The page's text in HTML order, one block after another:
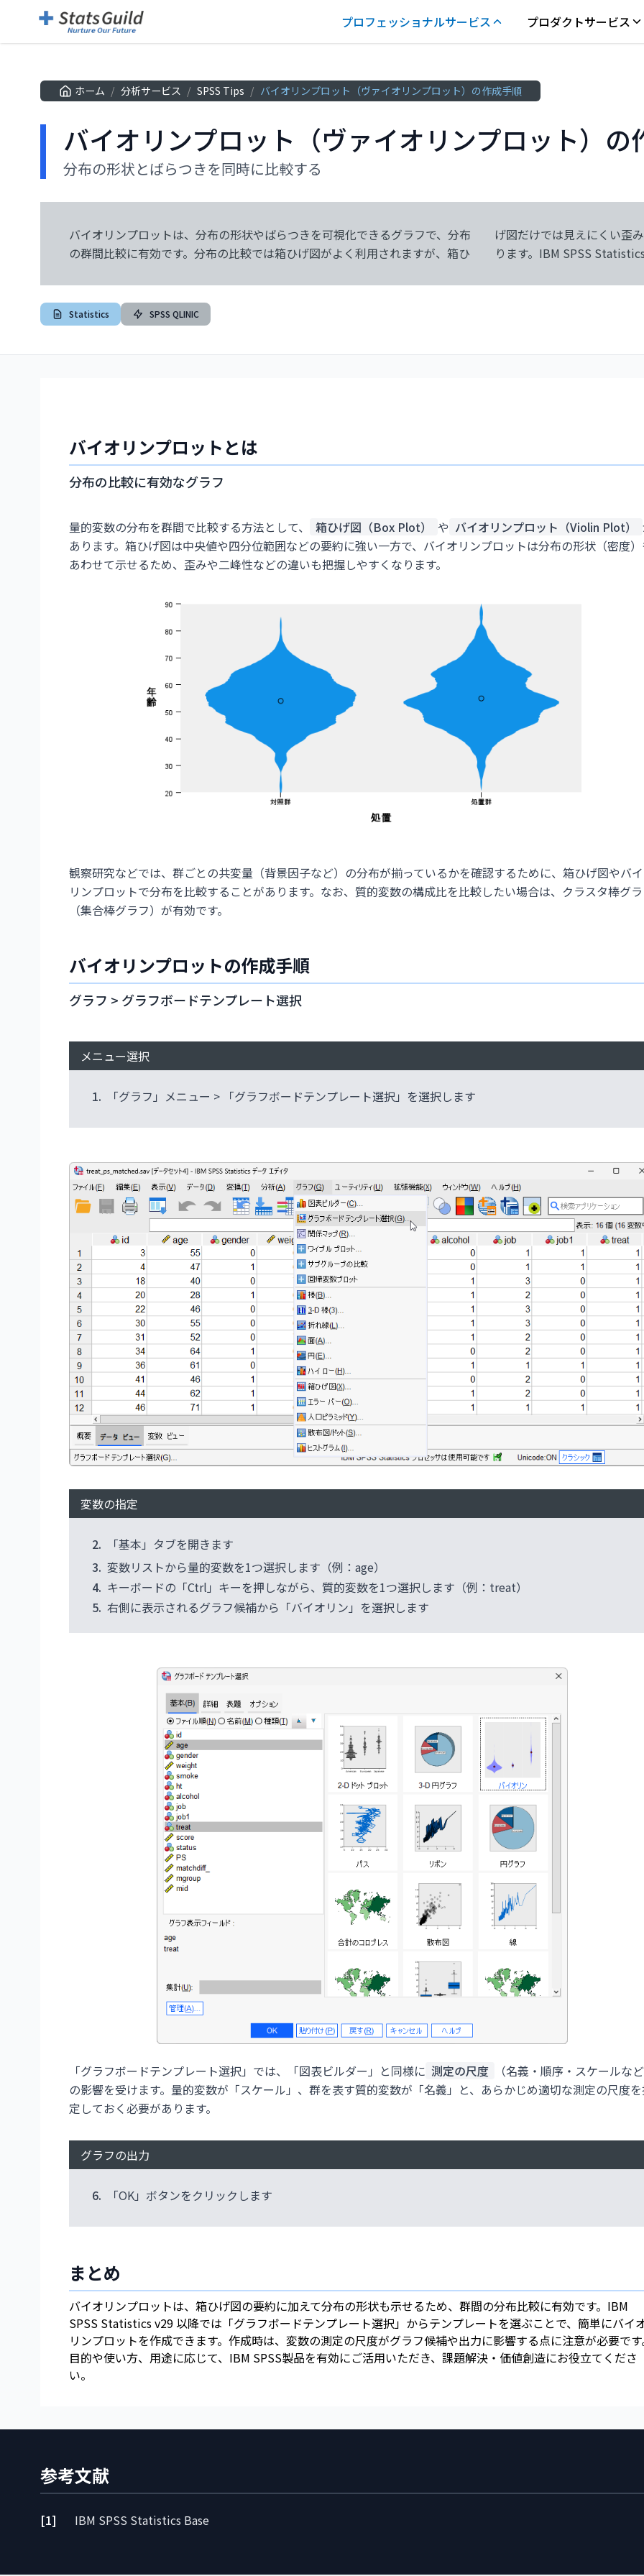
プロフェッショナルサービス プロダクトサービス
ホーム / 分析サービス / SPSS Tips / バイオリンプロット（ヴァイオリンプロット）の作成手順
バイオリンプロット（ヴァイオリンプロット）の
分布の形状とばらつきを同時に比較する
バイオリンプロットは、分布の形状やばらつきを可視化できるグラフで、分布
の群間比較に有効です。分布の比較では箱ひげ図がよく利用されますが、箱ひ
げ図だけでは見えにくい歪みや二峰性などの違いも把握しやすくなる利点があ
ります。IBM SPSS
Statistics SPSS QLINIC
バイオリンプロットとは
分布の比較に有効なグラフ
量的変数の分布を群間で比較する方法として、 箱ひげ図（Box Plot） や バイオリンプロット（Violin Plot）
あります。箱ひげ図は中央値や四分位範囲などの要約に強い一方で、バイオリンプロットは分布の形状（密度
あわせて示せるため、歪みや二峰性などの違いも把握しやすくなります。
観察研究などでは、群ごとの共変量（背景因子など）の分布が揃っているかを確認するために、箱ひげ図やバ
リンプロットで分布を比較することがあります。なお、質的変数の構成比を比較したい場合は、クラスタ棒グ
（集合棒グラフ）が有効です。
バイオリンプロットの作成手順
グラフ > グラフボードテンプレート選択
メニュー選択
1. 「グラフ」メニュー > 「グラフボードテンプレート選択」を選択します
変数の指定
2.
「基本」タブを開きます
3. 変数リストから量的変数を1つ選択します（例：age）
4. キーボードの「Ctrl」キーを押しながら、質的変数を1つ選択します（例：treat）
5. 右側に表示されるグラフ候補から「バイオリン」を選択します
「グラフボードテンプレート選択」では、「図表ビルダー」と同様に 測定の尺度
（名義・順序・スケールな
の影響を受けます。量的変数が「スケール」、群を表す質的変数が「名義」と、あらかじめ適切な測定の尺度
定しておく必要があります。
グラフの出力
6. 「OK」ボタンをクリックします
まとめ
バイオリンプロットは、箱ひげ図の要約に加えて分布の形状も示せるため、群間の分布比較に有効です。IBM
SPSS Statistics v29 以降では「グラフボードテンプレート選択」からテンプレートを選ぶことで、簡単にバイ
リンプロットを作成できます。作成時は、変数の測定の尺度がグラフ候補や出力に影響する点に注意が必要で
目的や使い方、用途に応じて、IBM SPSS製品を有効にご活用いただき、課題解決・価値創造にお役立てくださ
い。
参考文献
[1] IBM SPSS Statistics Base